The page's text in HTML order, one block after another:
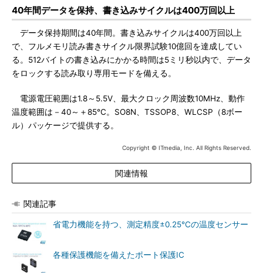
40年間データを保持、書き込みサイクルは400万回以上
データ保持期間は40年間。書き込みサイクルは400万回以上
で、フルメモリ読み書きサイクル限界試験10億回を達成してい
る。512バイトの書き込みにかかる時間は5ミリ秒以内で、データ
をロックする読み取り専用モードを備える。
電源電圧範囲は1.8～5.5V、最大クロック周波数10MHz、動作
温度範囲は－40～＋85℃。SO8N、TSSOP8、WLCSP（8ボー
ル）パッケージで提供する。
Copyright © ITmedia, Inc. All Rights Reserved.
関連情報
関連記事
省電力機能を持つ、測定精度±0.25℃の温度センサー
各種保護機能を備えたポート保護IC